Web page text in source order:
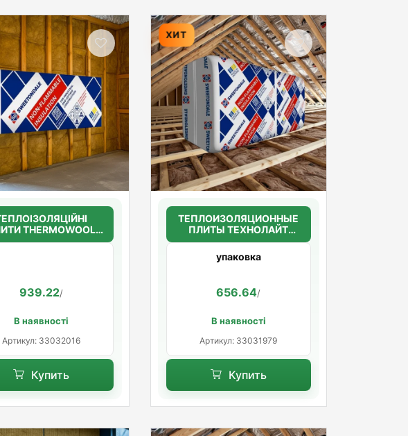
THERMOWOOL
STANDARD 45
939.22/
В наявності
Артикул: 33032016
Купить
ХИТ
ТЕПЛОИЗОЛЯЦИОННЫЕ
ПЛИТЫ ТЕХНОЛАЙТ
ЭКСТРА 50мм. (30кг/м3)
упаковка
656.64/
В наявності
Артикул: 33031979
Купить